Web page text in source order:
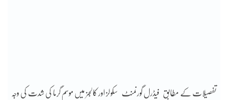
تفصیلات کے مطابق فیڈرل گورنمنٹ سکولز اور کالجز میں موسم گرما کی شدت کی وجہ